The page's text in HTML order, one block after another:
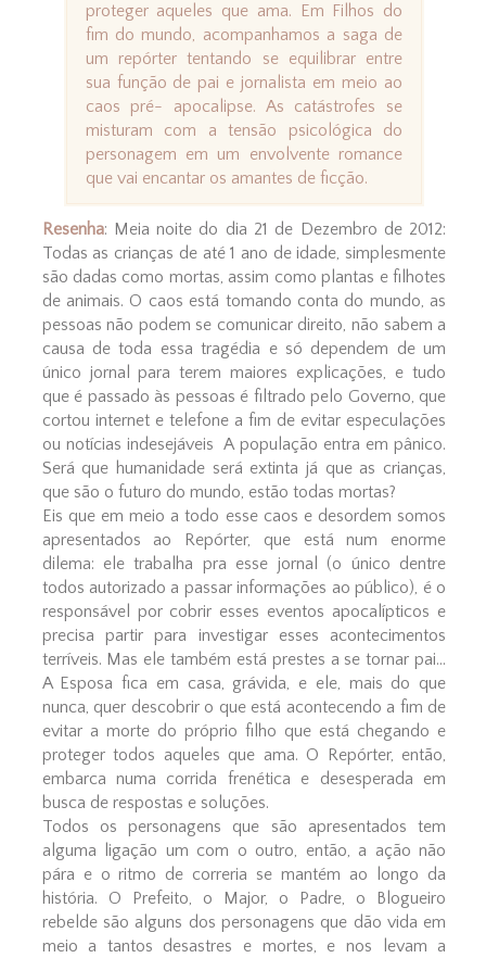
proteger aqueles que ama. Em Filhos do
fim do mundo, acompanhamos a saga de
um repórter tentando se equilibrar entre
sua função de pai e jornalista em meio ao
caos pré- apocalipse. As catástrofes se
misturam com a tensão psicológica do
personagem em um envolvente romance
que vai encantar os amantes de ficção.
Resenha: Meia noite do dia 21 de Dezembro de 2012:
Todas as crianças de até 1 ano de idade, simplesmente
são dadas como mortas, assim como plantas e filhotes
de animais. O caos está tomando conta do mundo, as
pessoas não podem se comunicar direito, não sabem a
causa de toda essa tragédia e só dependem de um
único jornal para terem maiores explicações, e tudo
que é passado às pessoas é filtrado pelo Governo, que
cortou internet e telefone a fim de evitar especulações
ou notícias indesejáveis A população entra em pânico.
Será que humanidade será extinta já que as crianças,
que são o futuro do mundo, estão todas mortas?
Eis que em meio a todo esse caos e desordem somos
apresentados ao Repórter, que está num enorme
dilema: ele trabalha pra esse jornal (o único dentre
todos autorizado a passar informações ao público), é o
responsável por cobrir esses eventos apocalípticos e
precisa partir para investigar esses acontecimentos
terríveis. Mas ele também está prestes a se tornar pai...
A Esposa fica em casa, grávida, e ele, mais do que
nunca, quer descobrir o que está acontecendo a fim de
evitar a morte do próprio filho que está chegando e
proteger todos aqueles que ama. O Repórter, então,
embarca numa corrida frenética e desesperada em
busca de respostas e soluções.
Todos os personagens que são apresentados tem
alguma ligação um com o outro, então, a ação não
pára e o ritmo de correria se mantém ao longo da
história. O Prefeito, o Major, o Padre, o Blogueiro
rebelde são alguns dos personagens que dão vida em
meio a tantos desastres e mortes, e nos levam a